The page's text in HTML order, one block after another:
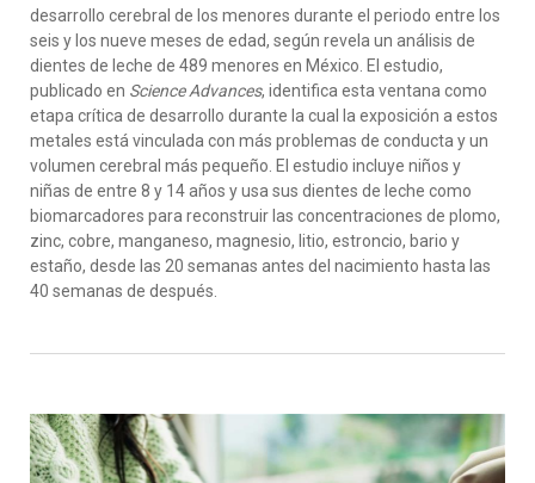
desarrollo cerebral de los menores durante el periodo entre los
seis y los nueve meses de edad, según revela un análisis de
dientes de leche de 489 menores en México. El estudio,
publicado en Science Advances, identifica esta ventana como
etapa crítica de desarrollo durante la cual la exposición a estos
metales está vinculada con más problemas de conducta y un
volumen cerebral más pequeño. El estudio incluye niños y
niñas de entre 8 y 14 años y usa sus dientes de leche como
biomarcadores para reconstruir las concentraciones de plomo,
zinc, cobre, manganeso, magnesio, litio, estroncio, bario y
estaño, desde las 20 semanas antes del nacimiento hasta las
40 semanas de después.